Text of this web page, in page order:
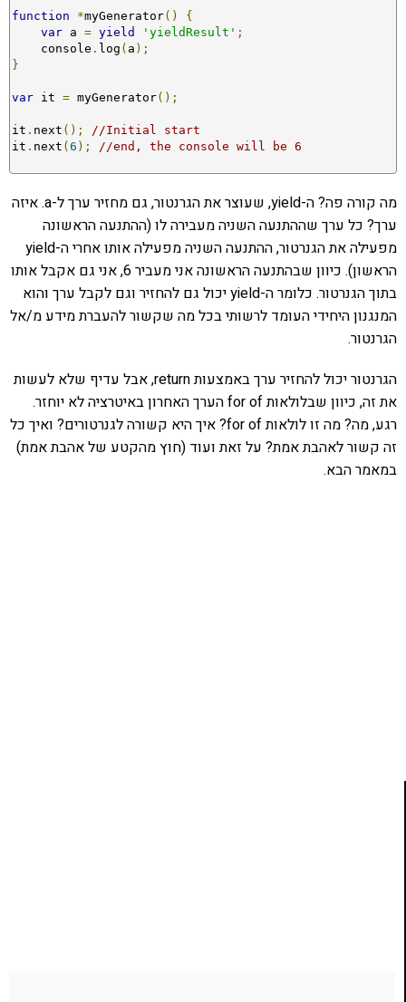
function *myGenerator()
{
var a = yield 'yieldResult' ;
    console
. log ( a );
}
var it = myGenerator();
it . next ();
//Initial start
it . next (6 ); //end, the console will be 6
מה קורה פה? ה-yield, שעוצר את הגרנטור, גם מחזיר ערך ל-a. איזה
ערך? כל ערך שההתנעה השניה מעבירה לו (ההתנעה הראשונה
מפעילה את הגנרטור, ההתנעה השניה מפעילה אותו אחרי ה-yield
הראשון). כיוון שבהתנעה הראשונה אני מעביר 6, אני גם אקבל אותו
בתוך הגנרטור. כלומר ה-yield יכול גם להחזיר וגם לקבל ערך והוא
המנגנון היחידי העומד לרשותי בכל מה שקשור להעברת מידע מ/אל
הגרנטור.
הגרנטור יכול להחזיר ערך באמצעות return, אבל עדיף שלא לעשות
את זה, כיוון שבלולאות for of הערך האחרון באיטרציה לא יוחזר.
רגע, מה? מה זו לולאות for of? איך היא קשורה לגנרטורים? ואיך כל
זה קשור לאהבת אמת? על זאת ועוד (חוץ מהקטע של אהבת אמת)
במאמר הבא.